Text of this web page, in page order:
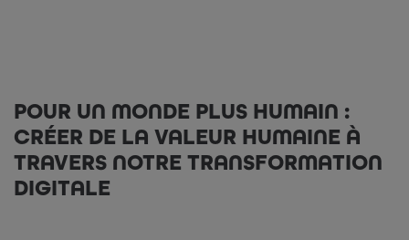
POUR UN MONDE PLUS HUMAIN :
CRÉER DE LA VALEUR HUMAINE À
TRAVERS NOTRE TRANSFORMATION
DIGITALE